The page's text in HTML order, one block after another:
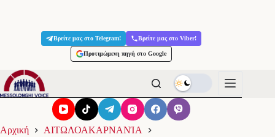
Βρείτε μας στο Telegram! Βρείτε μας στο Viber!
Προτιμώμενη πηγή στο Google
Αρχική
ΑΙΤΩΛΟΑΚΑΡΝΑΝΊΑ